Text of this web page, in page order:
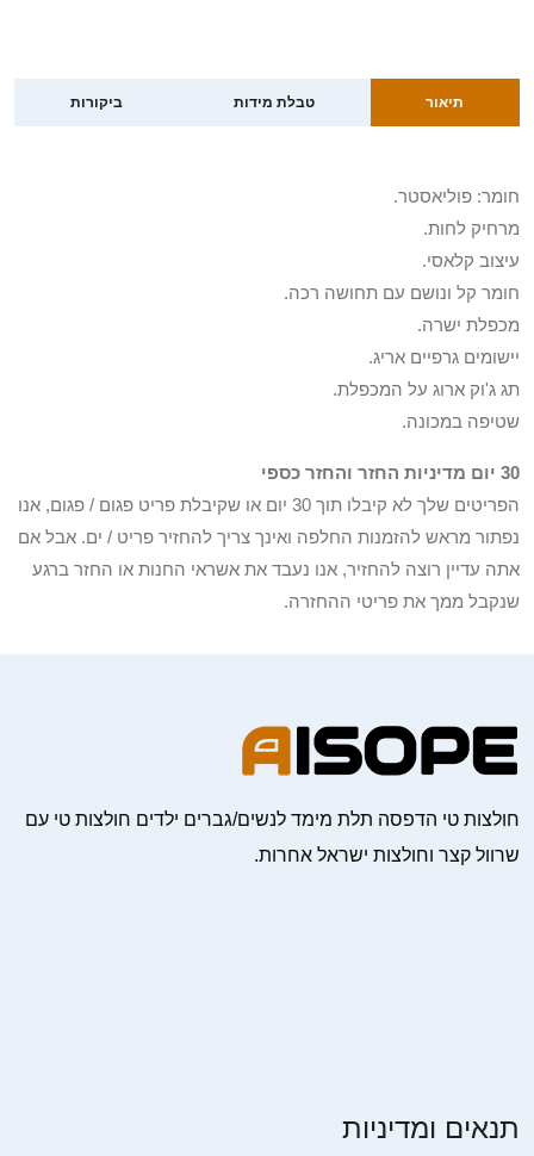
תיאור טבלת מידות ביקורות
חומר: פוליאסטר.
מרחיק לחות.
עיצוב קלאסי.
חומר קל ונושם עם תחושה רכה.
מכפלת ישרה.
יישומים גרפיים אריג.
תג ג'וק ארוג על המכפלת.
שטיפה במכונה.
30 יום מדיניות החזר והחזר כספי
הפריטים שלך לא קיבלו תוך 30 יום או שקיבלת פריט פגום / פגום, אנו
נפתור מראש להזמנות החלפה ואינך צריך להחזיר פריט / ים. אבל אם
אתה עדיין רוצה להחזיר, אנו נעבד את אשראי החנות או החזר ברגע
שנקבל ממך את פריטי ההחזרה.
חולצות טי הדפסה תלת מימד לנשים/גברים ילדים חולצות טי עם
שרוול קצר וחולצות ישראל אחרות.
תנאים ומדיניות